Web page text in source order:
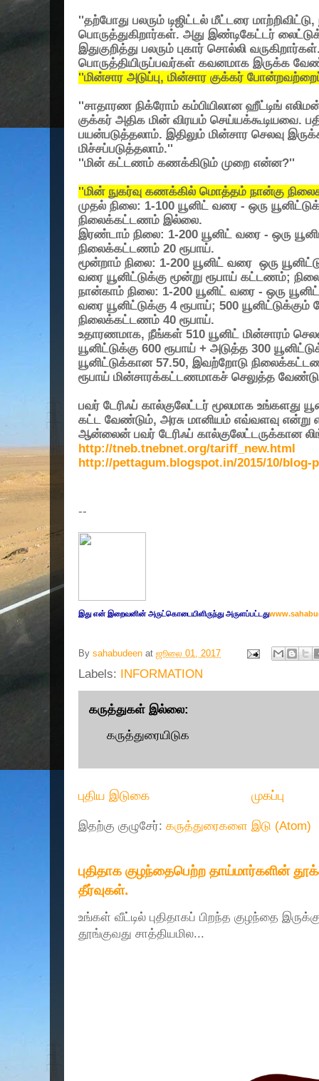
''தற்போது பலரும் டிஜிட்டல் மீட்டரை
பொருத்துகிறார்கள். அது இண்டிகேட்டர்
இதுகுறித்து பலரும் புகார் சொல்லி
பொருத்தியிருப்பவர்கள் கவனமாக இருக்க
''மின்சார அடுப்பு, மின்சார குக்கர்
''சாதாரண நிக்ரோம் கம்பியிலான ஹீட்டிங்
குக்கர் அதிக மின் விரயம் செய்யக்கூடியவை.
பயன்படுத்தலாம். இதிலும் மின்சார செலவு
மிச்சப்படுத்தலாம்.''
''மின் கட்டணம் கணக்கிடும் முறை என்ன?''
''மின் நுகர்வு கணக்கில் மொத்தம் நான்கு
முதல் நிலை: 1-100 யூனிட் வரை - ஒரு
நிலைக்கட்டணம் இல்லை.
இரண்டாம் நிலை: 1-200 யூனிட் வரை - ஒரு
நிலைக்கட்டணம் 20 ரூபாய்.
மூன்றாம் நிலை: 1-200 யூனிட் வரை ஒரு
வரை யூனிட்டுக்கு மூன்று ரூபாய் கட்டணம்;
நான்காம் நிலை: 1-200 யூனிட் வரை - ஒரு
வரை யூனிட்டுக்கு 4 ரூபாய்; 500 யூனிட்டுக்கும்
நிலைக்கட்டணம் 40 ரூபாய்.
உதாரணமாக, நீங்கள் 510 யூனிட் மின்சாரம்
யூனிட்டுக்கு 600 ரூபாய் + அடுத்த 300
யூனிட்டுக்கான 57.50, இவற்றோடு
ரூபாய் மின்சாரக்கட்டணமாகச் செலுத்த
பவர் டேரிஃப் கால்குலேட்டர் மூலமாக உங்களது
கட்ட வேண்டும், அரசு மானியம் எவ்வளவு
ஆன்லைன் பவர் டேரிஃப் கால்குலேட்டருக்கான
http://tneb.tnebnet.org/tariff_new.html
http://pettagum.blogspot.in/2015/10/blog-
--
இது என் இறைவனின் அருட்கொடையிளிருந்து அருளப்பட்டது
By sahabudeen at ஜூலை 01, 2017
Labels: INFORMATION
கருத்துகள் இல்லை:
கருத்துரையிடுக
புதிய இடுகை முகப்பு
இதற்கு குழுசேர்: கருத்துரைகளை இடு (Atom)
புதிதாக குழந்தைபெற்ற தாய்மார்களின்
தீர்வுகள்.
உங்கள் வீட்டில் புதிதாகப் பிறந்த குழந்தை
தூங்குவது சாத்தியமில...